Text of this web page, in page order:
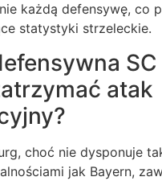
każdą defensywę, co
statystyki strzeleckie.
atak
choć nie dysponuje
jak Bayern,